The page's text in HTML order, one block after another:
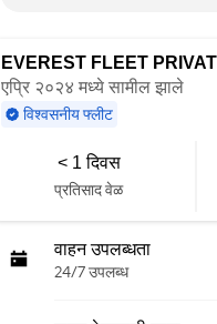
EVEREST FLEET
एप्रि २०२४ मध्ये सामील झाले
विश्वसनीय फ्लीट
< 1 दिवस
प्रतिसाद वेळ
वाहन उपलब्धता
24/7 उपलब्ध